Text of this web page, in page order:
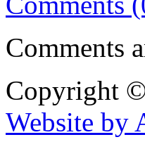
Comments
Copyright
Website by